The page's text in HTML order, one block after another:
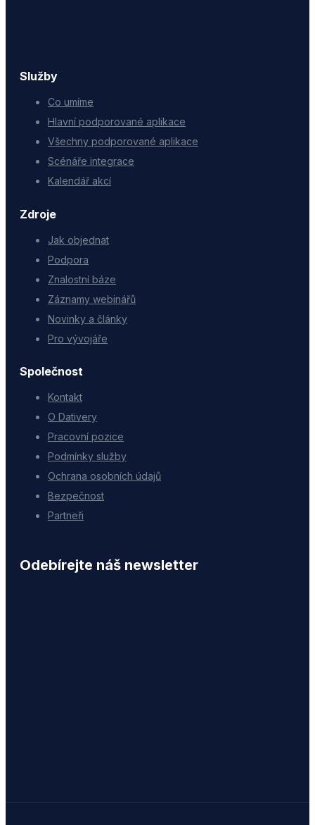
Služby
Co umíme
Hlavní podporované aplikace
Všechny podporované aplikace
Scénáře integrace
Kalendář akcí
Zdroje
Jak objednat
Podpora
Znalostní báze
Záznamy webinářů
Novinky a články
Pro vývojáře
Společnost
Kontakt
O Dativery
Pracovní pozice
Podmínky služby
Ochrana osobních údajů
Bezpečnost
Partneři
Odebírejte náš newsletter